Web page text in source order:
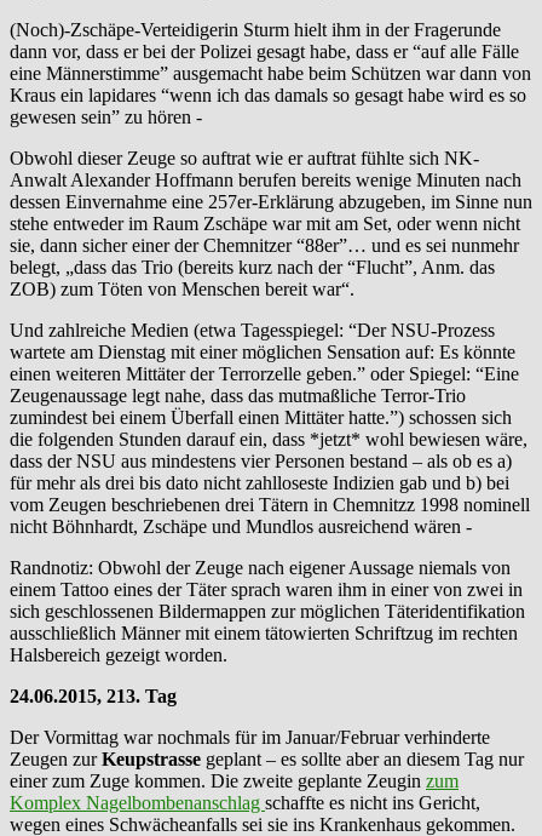
(Noch)-Zschäpe-Verteidigerin Sturm hielt ihm in der Fragerunde
dann vor, dass er bei der Polizei gesagt habe, dass er “auf alle Fälle
eine Männerstimme” ausgemacht habe beim Schützen war dann von
Kraus ein lapidares “wenn ich das damals so gesagt habe wird es so
gewesen sein” zu hören -
Obwohl dieser Zeuge so auftrat wie er auftrat fühlte sich NK-
Anwalt Alexander Hoffmann berufen bereits wenige Minuten nach
dessen Einvernahme eine 257er-Erklärung abzugeben, im Sinne nun
stehe entweder im Raum Zschäpe war mit am Set, oder wenn nicht
sie, dann sicher einer der Chemnitzer “88er”… und es sei nunmehr
belegt, „dass das Trio (bereits kurz nach der “Flucht”, Anm. das
ZOB) zum Töten von Menschen bereit war“.
Und zahlreiche Medien (etwa Tagesspiegel: “Der NSU-Prozess
wartete am Dienstag mit einer möglichen Sensation auf: Es könnte
einen weiteren Mittäter der Terrorzelle geben.” oder Spiegel: “Eine
Zeugenaussage legt nahe, dass das mutmaßliche Terror-Trio
zumindest bei einem Überfall einen Mittäter hatte.”) schossen sich
die folgenden Stunden darauf ein, dass *jetzt* wohl bewiesen wäre,
dass der NSU aus mindestens vier Personen bestand – als ob es a)
für mehr als drei bis dato nicht zahlloseste Indizien gab und b) bei
vom Zeugen beschriebenen drei Tätern in Chemnitzz 1998 nominell
nicht Böhnhardt, Zschäpe und Mundlos ausreichend wären -
Randnotiz: Obwohl der Zeuge nach eigener Aussage niemals von
einem Tattoo eines der Täter sprach waren ihm in einer von zwei in
sich geschlossenen Bildermappen zur möglichen Täteridentifikation
ausschließlich Männer mit einem tätowierten Schriftzug im rechten
Halsbereich gezeigt worden.
24.06.2015, 213. Tag
Der Vormittag war nochmals für im Januar/Februar verhinderte
Zeugen zurKeupstrasse geplant – es sollte aber an diesem Tag nur
einer zum Zuge kommen. Die zweite geplante Zeugin zum
Komplex Nagelbombenanschlag schaffte es nicht ins Gericht,
wegen eines Schwächeanfalls sei sie ins Krankenhaus gekommen.